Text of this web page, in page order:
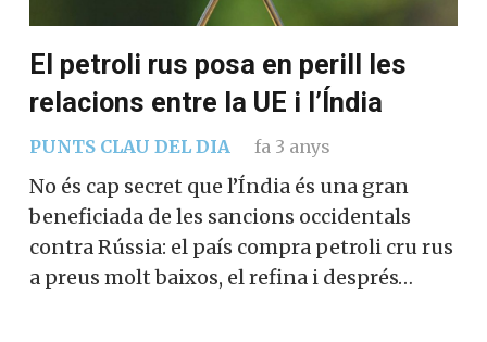
El petroli rus posa en perill les
relacions entre la UE i l’Índia
PUNTS CLAU DEL DIA fa 3 anys
No és cap secret que l’Índia és una gran
beneficiada de les sancions occidentals
contra Rússia: el país compra petroli cru rus
a preus molt baixos, el refina i després…